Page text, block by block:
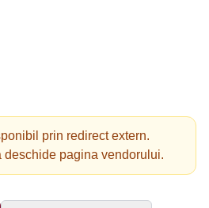
prin redirect extern.
deschide pagina vendorului.